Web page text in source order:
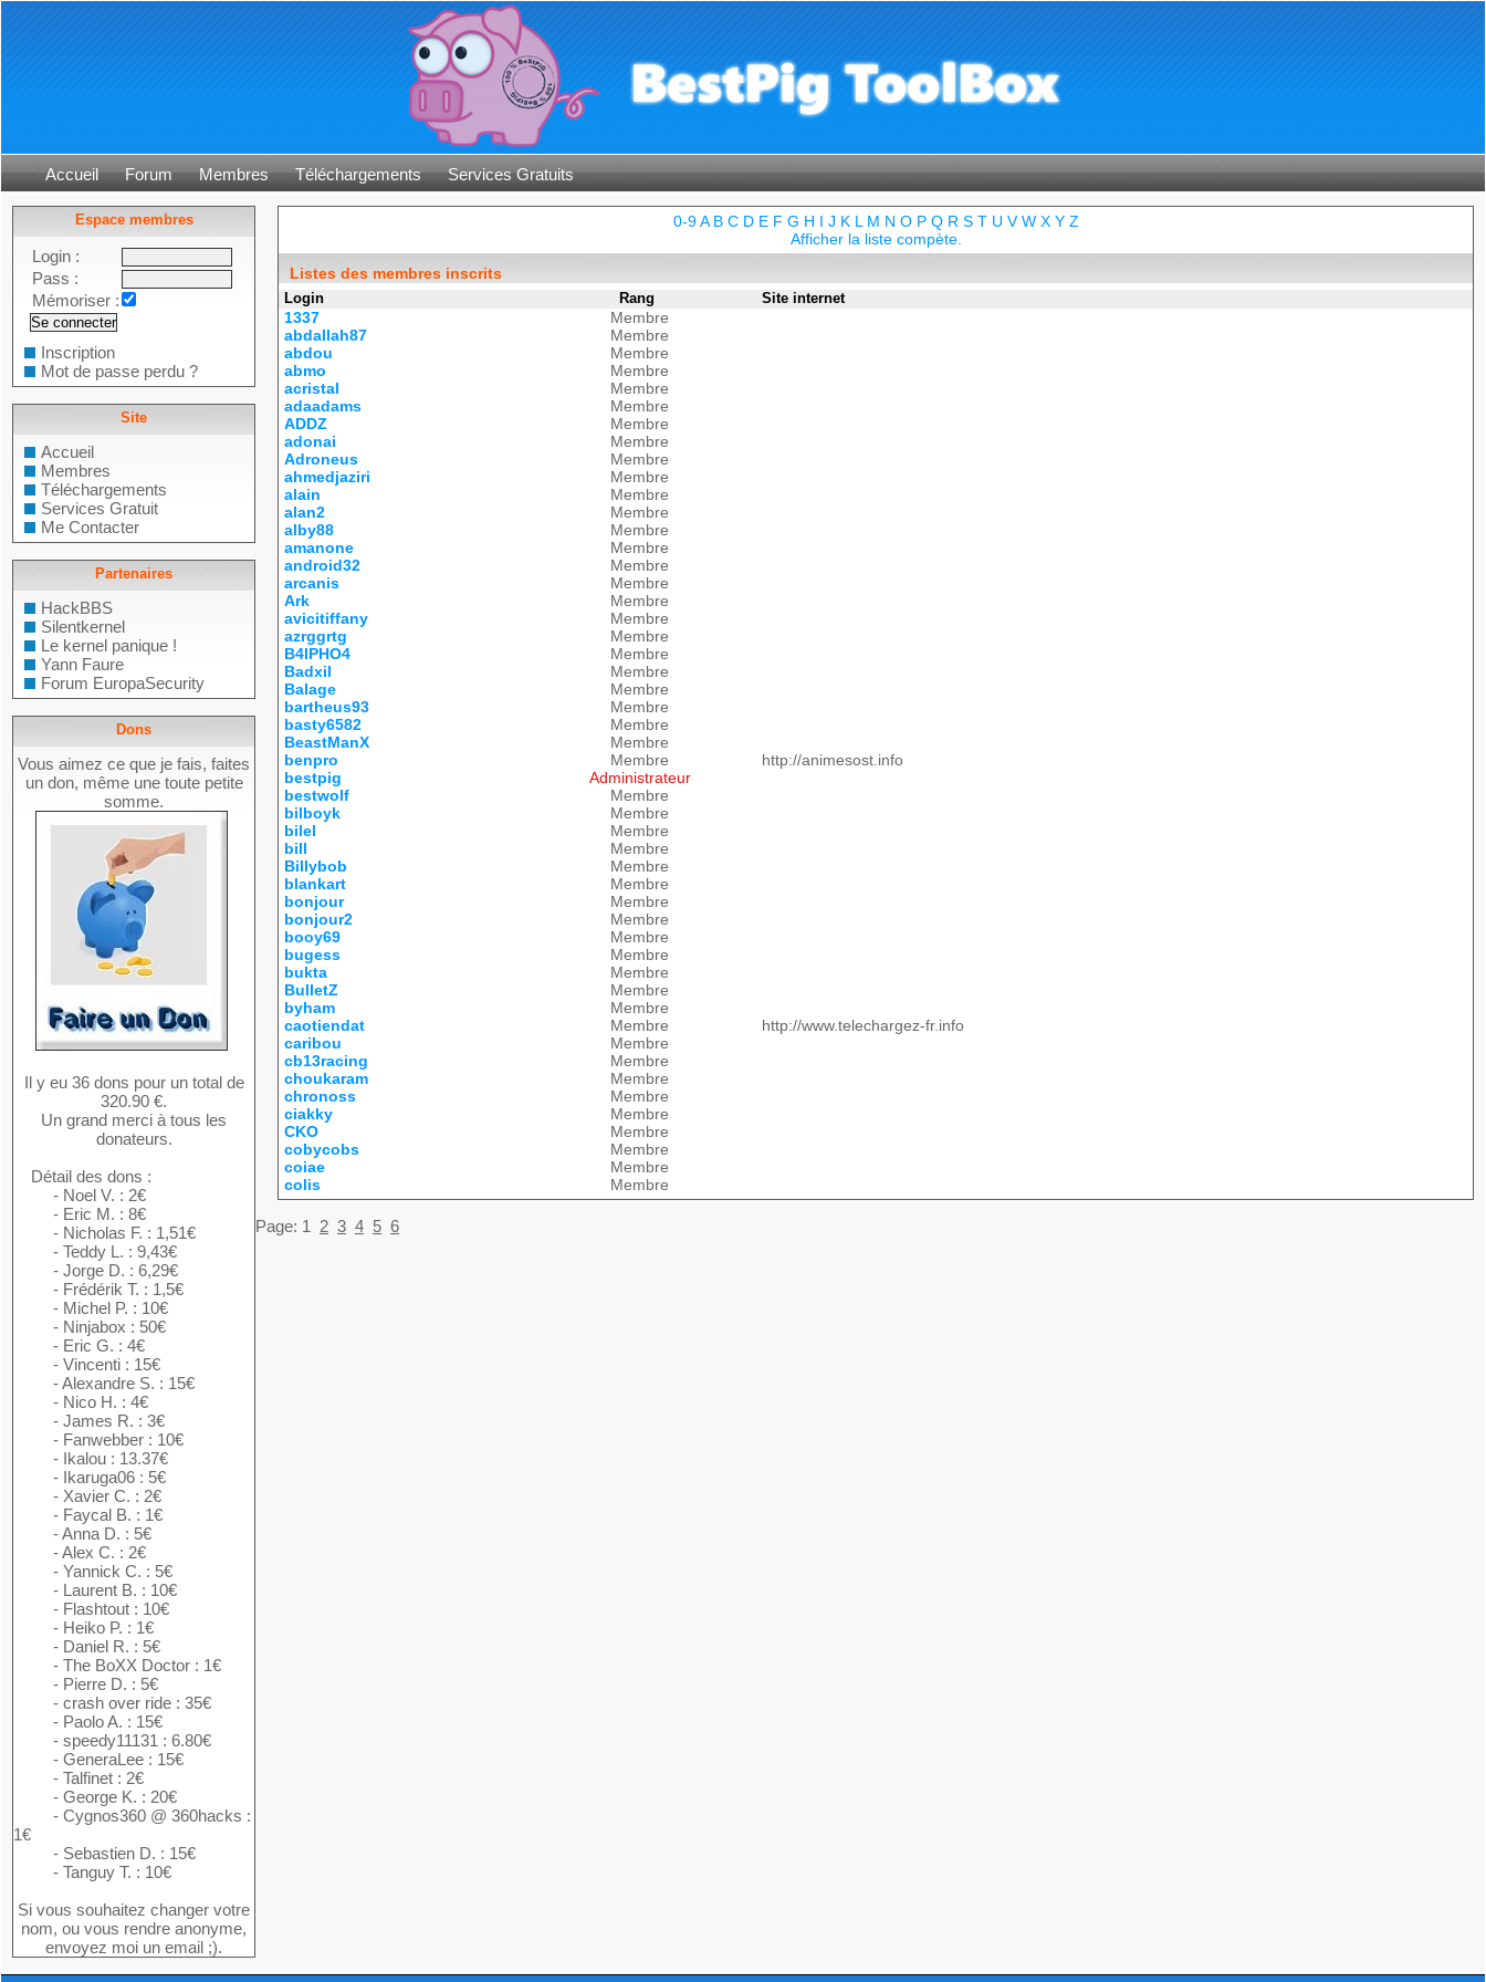
Accueil Forum Membres Téléchargements Services Gratuits
Espace membres
Login :
Pass :
Mémoriser :
Inscription
Mot de passe perdu ?
Site
Accueil
Membres
Téléchargements
Services Gratuit
Me Contacter
Partenaires
HackBBS
Silentkernel
Le kernel panique !
Yann Faure
Forum EuropaSecurity
Dons
Vous aimez ce que je fais, faites
un don, même une toute petite
somme.
Il y eu 36 dons pour un total de
320.90 €.
Un grand merci à tous les
donateurs.
Détail des dons :
- Noel V. : 2€
- Eric M. : 8€
- Nicholas F. : 1,51€
- Teddy L. : 9,43€
- Jorge D. : 6,29€
- Frédérik T. : 1,5€
- Michel P. : 10€
- Ninjabox : 50€
- Eric G. : 4€
- Vincenti : 15€
- Alexandre S. : 15€
- Nico H. : 4€
- James R. : 3€
- Fanwebber : 10€
- Ikalou : 13.37€
- Ikaruga06 : 5€
- Xavier C. : 2€
- Faycal B. : 1€
- Anna D. : 5€
- Alex C. : 2€
- Yannick C. : 5€
- Laurent B. : 10€
- Flashtout : 10€
- Heiko P. : 1€
- Daniel R. : 5€
- The BoXX Doctor : 1€
- Pierre D. : 5€
- crash over ride : 35€
- Paolo A. : 15€
- speedy11131 : 6.80€
- GeneraLee : 15€
- Talfinet : 2€
- George K. : 20€
- Cygnos360 @ 360hacks :
1€
- Sebastien D. : 15€
- Tanguy T. : 10€
Si vous souhaitez changer votre
nom, ou vous rendre anonyme,
envoyez moi un email ;).
0-9 A B C D E F G H I J K L M N O P Q R S T U V W X Y Z
Afficher la liste compète.
Listes des membres inscrits
Login Rang Site internet
1337
Membre
abdallah87
Membre
abdou
Membre
abmo
Membre
acristal
Membre
adaadams
Membre
ADDZ
Membre
adonai
Membre
Adroneus
Membre
ahmedjaziri
Membre
alain
Membre
alan2
Membre
alby88
Membre
amanone
Membre
android32
Membre
arcanis
Membre
Ark
Membre
avicitiffany
Membre
azrggrtg
Membre
B4IPHO4
Membre
Badxil
Membre
Balage
Membre
bartheus93
Membre
basty6582
Membre
BeastManX
Membre
benpro
Membre
http://animesost.info
bestpig
Administrateur
bestwolf
Membre
bilboyk
Membre
bilel
Membre
bill
Membre
Billybob
Membre
blankart
Membre
bonjour
Membre
bonjour2
Membre
booy69
Membre
bugess
Membre
bukta
Membre
BulletZ
Membre
byham
Membre
caotiendat
Membre
http://www.telechargez-fr.info
caribou
Membre
cb13racing
Membre
choukaram
Membre
chronoss
Membre
ciakky
Membre
CKO
Membre
cobycobs
Membre
coiae
Membre
colis
Membre
Page: 1 2 3 4 5 6